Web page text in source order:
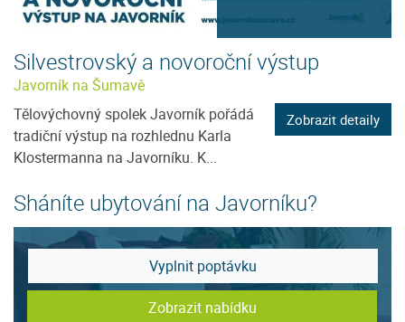
Silvestrovský a novoroční výstup
Javorník na Šumavě
Tělovýchovný spolek Javorník pořádá
tradiční výstup na rozhlednu Karla
Klostermanna na Javorníku. K...
Zobrazit detaily
Sháníte ubytování na Javorníku?
Vyplnit poptávku
Zobrazit nabídku